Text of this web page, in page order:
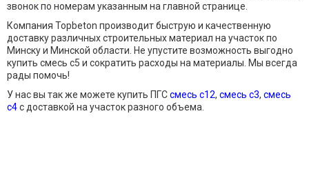
звонок по номерам указанным на главной странице.
Компания Topbeton производит быструю и качественную
доставку различных строительных материал на участок по
Минску и Минской области. Не упустите возможность выгодно
купить смесь с5 и сократить расходы на материалы. Мы всегда
рады помочь!
У нас вы так же можете купить ПГСсмесь с12, смесь с3, смесь
с4с доставкой на участок разного объема.